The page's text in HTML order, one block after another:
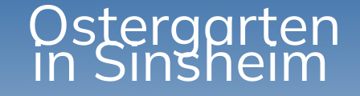
Ostergarten
in Sinsheim